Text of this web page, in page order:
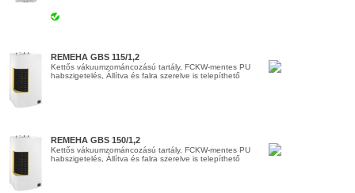
REMEHA GBS 115/1,2
Kettős vákuumzománcozású tartály, FCKW-mentes PU
habszigetelés, Állítva és falra szerelve is telepíthető
REMEHA GBS 150/1,2
Kettős vákuumzománcozású tartály, FCKW-mentes PU
habszigetelés, Állítva és falra szerelve is telepíthető